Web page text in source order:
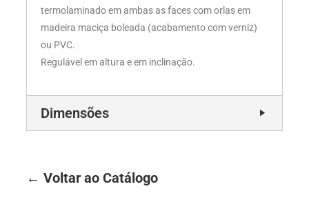
termolaminado em ambas as faces com orlas em
madeira maciça boleada (acabamento com verniz)
ou PVC.
Regulável em altura e em inclinação.
Dimensões
← Voltar ao Catálogo